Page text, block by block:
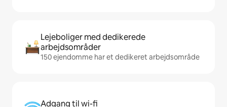
Lejeboliger med dedikerede
arbejdsområder
150 ejendomme har et dedikeret arbejdsområde
Adgang til wi-fi